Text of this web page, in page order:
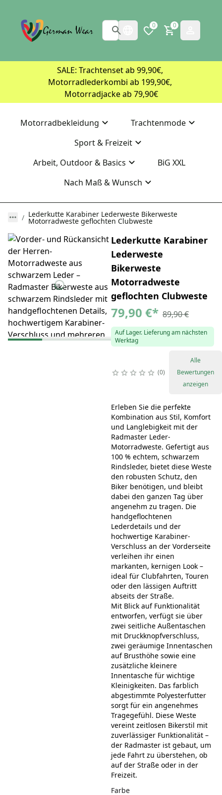
0 0
SALE: Trachtenset ab 99,90€,
Motorradlederkombi ab 199,90€,
Motorradjacke ab 79,90€
Motorradbekleidung
Trachtenmode
Sport & Freizeit
Arbeit, Outdoor & Basics
BiG XXL
Nach Maß & Wunsch
Lederkutte Karabiner Lederweste Bikerweste
Motorradweste geflochten Clubweste
Lederkutte Karabiner
Lederweste
Bikerweste
Motorradweste
geflochten Clubweste
79,90 €* 89,90 €
Auf Lager. Lieferung am nächsten
Werktag
0
Alle
Bewertungen
anzeigen
Erleben Sie die perfekte
Kombination aus Stil, Komfort
und Langlebigkeit mit der
Radmaster Leder-
Motorradweste. Gefertigt aus
100 % echtem, schwarzem
Rindsleder, bietet diese Weste
den robusten Schutz, den
Biker benötigen, und bleibt
dabei den ganzen Tag über
angenehm zu tragen. Die
handgeflochtenen
Lederdetails und der
hochwertige Karabiner-
Verschluss an der Vorderseite
verleihen ihr einen
markanten, kernigen Look –
ideal für Clubfahrten, Touren
oder den lässigen Auftritt
abseits der Straße.
Mit Blick auf Funktionalität
entworfen, verfügt sie über
zwei seitliche Außentaschen
mit Druckknopfverschluss,
zwei geräumige Innentaschen
auf Brusthöhe sowie eine
zusätzliche kleinere
Innentasche für wichtige
Kleinigkeiten. Das farblich
abgestimmte Polyesterfutter
sorgt für ein angenehmes
Tragegefühl. Diese Weste
vereint zeitlosen Bikerstil mit
zuverlässiger Funktionalität –
der Radmaster ist gebaut, um
jede Fahrt zu überstehen, ob
auf der Straße oder in der
Freizeit.
Farbe